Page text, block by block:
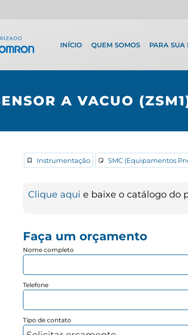
INÍCIO QUEM SOMOS PARA SUA
A VACUO
Instrumentação SMC (Equipamentos
Clique aqui e baixe o catálogo do
Faça um orçamento
Nome completo
Telefone
Tipo de contato